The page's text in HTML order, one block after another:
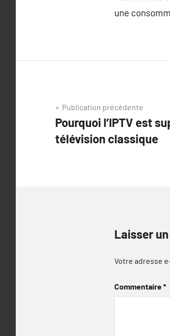
une
Navigation
de
l’article
Publication précédente
Pourquoi l’IPTV est
télévision classique
Laisser
Votre adresse
Commentaire*